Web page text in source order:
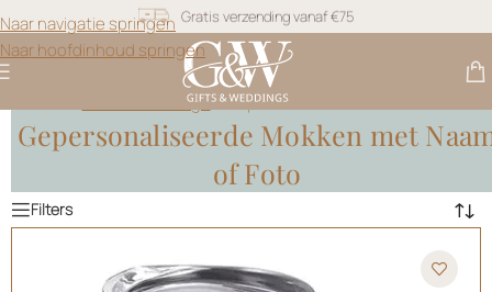
Naar navigatie springen
Naar hoofdinhoud springen
Snel geleverd
Gratis personalisatie
Gifts & Weddings>Gepersonaliseerde Mokken
Gepersonaliseerde Mokken met
of Foto